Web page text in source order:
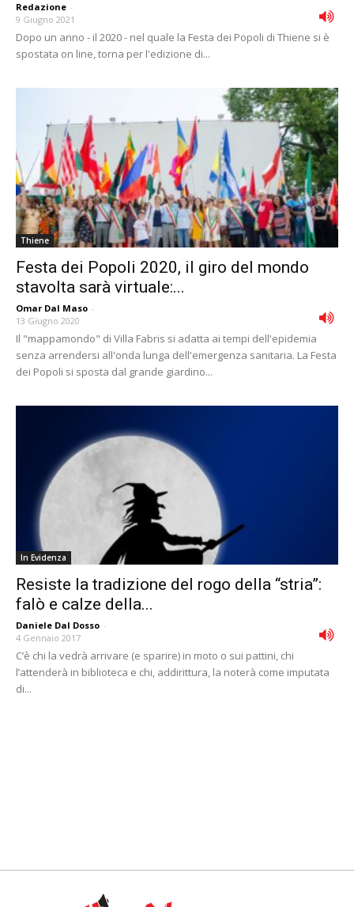
Redazione -
9 Giugno 2021
Dopo un anno - il 2020 - nel quale la Festa dei Popoli di Thiene si è
spostata on line, torna per l'edizione di...
Thiene
Festa dei Popoli 2020, il giro del mondo
stavolta sarà virtuale:...
Omar Dal Maso -
13 Giugno 2020
Il "mappamondo" di Villa Fabris si adatta ai tempi dell'epidemia
senza arrendersi all'onda lunga dell'emergenza sanitaria. La Festa
dei Popoli si sposta dal grande giardino...
In Evidenza
Resiste la tradizione del rogo della “stria”:
falò e calze della...
Daniele Dal Dosso -
4 Gennaio 2017
C’è chi la vedrà arrivare (e sparire) in moto o sui pattini, chi
l’attenderà in biblioteca e chi, addirittura, la noterà come imputata
di...